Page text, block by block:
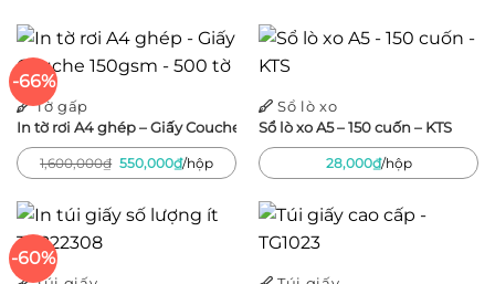
-66%
Tờ gấp
In tờ rơi A4 ghép – Giấy Couche 150gsm – 500 tờ
1,600,000₫ Giá
gốc
550,000₫Giá
hiện
550,000₫.
/hộp
Sổ lò xo
Sổ lò xo A5 – 150 cuốn – KTS
28,000₫/hộp
-60%